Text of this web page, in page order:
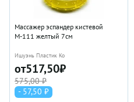
Массажер эспандер кистевой
М-111 желтый 7см
Ишуэнь Пластик Ко
от517,50₽
575,00 ₽
- 57,50 ₽